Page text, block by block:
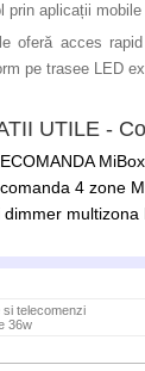
prin aplicații
oferă acces
pe trasee LED
UTILE -
4 zone
dimmer
telecomenzi
36w